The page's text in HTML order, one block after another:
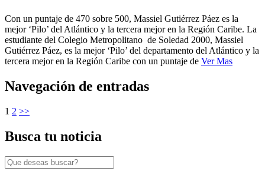
Con un puntaje de 470 sobre 500, Massiel Gutiérrez Páez es la
mejor ‘Pilo’ del Atlántico y la tercera mejor en la Región Caribe. La
estudiante del Colegio Metropolitano de Soledad 2000, Massiel
Gutiérrez Páez, es la mejor ‘Pilo’ del departamento del Atlántico y la
tercera mejor en la Región Caribe con un puntaje de Ver Mas
Navegación de entradas
1 2 >>
Busca tu noticia